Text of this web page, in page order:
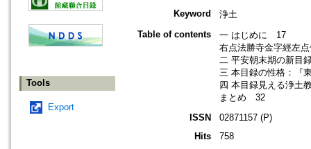
Tools
Export
Keyword
浄土
Table of contents
一 はじめに 17
右点法勝寺金字經左
二 平安朝末期の新目
三 本目録の性格：『
四 本目録見える浄土
まとめ 32
ISSN
02871157 (P)
Hits
758